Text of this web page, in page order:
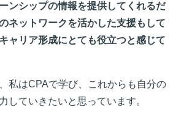
ンシップの情報を提供してくれるだ
ネットワークを活かした支援もして
ャリア形成にとても役立つと感じて
私はCPAで学び、これからも自分の
していきたいと思っています。